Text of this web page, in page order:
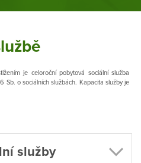
je celoroční pobytová sociální služba
Sb. o sociálních službách. Kapacita služby je
služby